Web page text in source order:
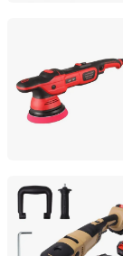
Shanghai
Shanghai,
Shanghai
Shanghai,